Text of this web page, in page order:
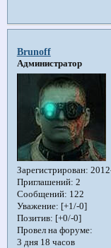
Brunoff
Администратор
Зарегистрирован:
Приглашений: 2
Сообщений: 122
Уважение: [+1/-0]
Позитив: [+0/-0]
Провел на форуме:
3 дня 18 часов